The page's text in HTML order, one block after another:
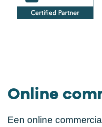
Online
Een online